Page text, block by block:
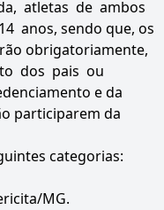
atletas de ambos
anos, sendo que, os
obrigatoriamente,
dos pais ou
e da
participarem da
categorias:
MG.